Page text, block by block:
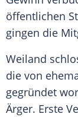
öffentlichen
gingen die
Weiland
die von
gegründet
Ärger. Erste